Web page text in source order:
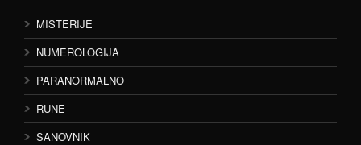
MISTERIJE
NUMEROLOGIJA
PARANORMALNO
RUNE
SANOVNIK